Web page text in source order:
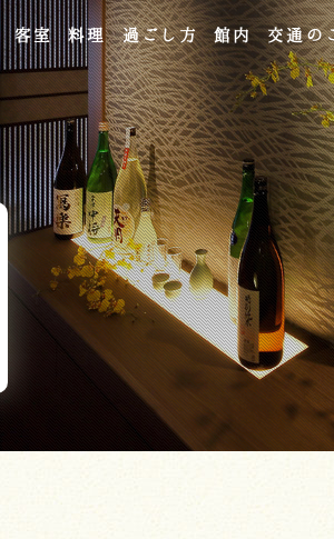
客室 料理 過ごし方 館内 交通の
よくあるご質問
お問い合わせ
ご宿泊予約
予約確認・変更・キャンセル
キャンセルポリシー
宿泊約款
オンラインショップ
吉川屋×温泉むすめ